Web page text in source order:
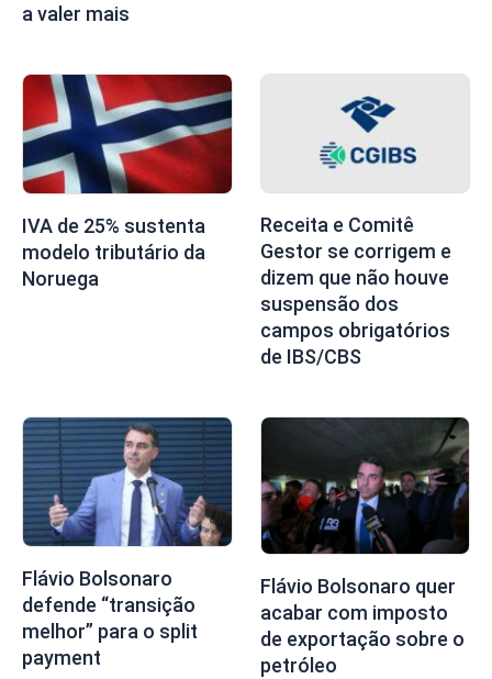
a valer mais
IVA de 25% sustenta
modelo tributário da
Noruega
Receita e Comitê
Gestor se corrigem e
dizem que não houve
suspensão dos
campos obrigatórios
de IBS/CBS
Flávio Bolsonaro
defende “transição
melhor” para o split
payment
Flávio Bolsonaro quer
acabar com imposto
de exportação sobre o
petróleo